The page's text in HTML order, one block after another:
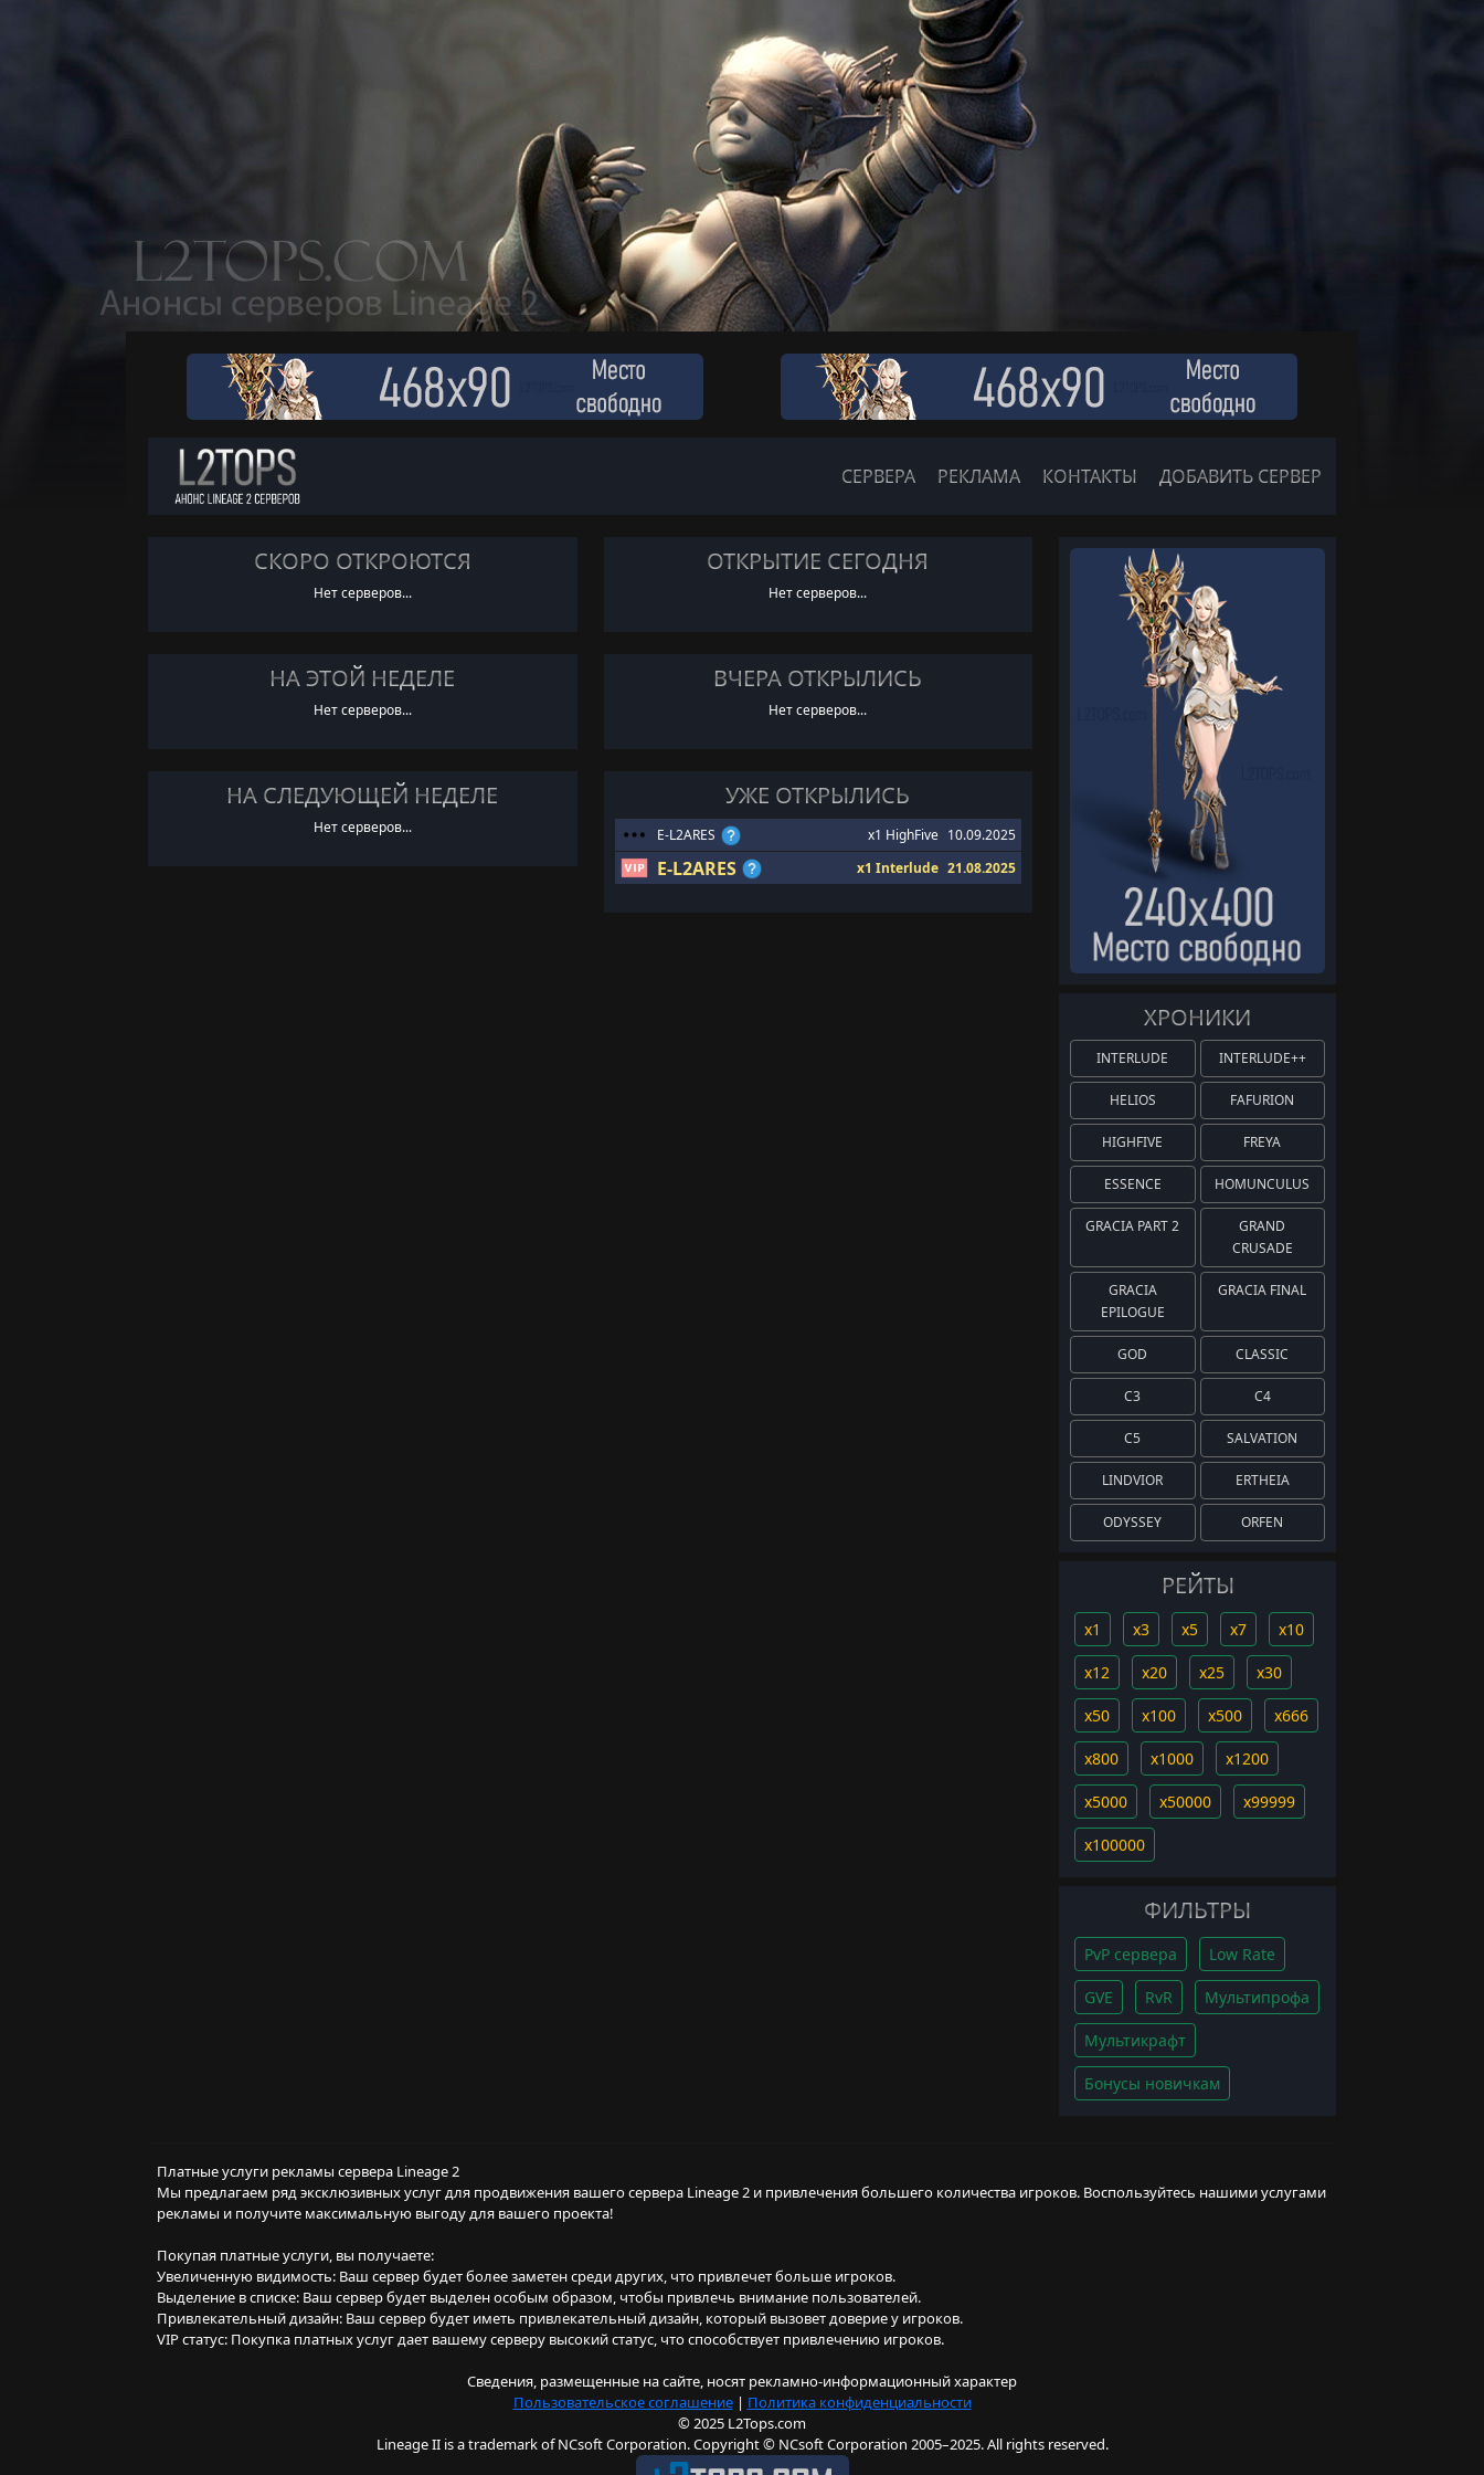
СЕРВЕРА РЕКЛАМА КОНТАКТЫ ДОБАВИТЬ СЕРВЕР
СКОРО ОТКРОЮТСЯ
Нет серверов...
НА ЭТОЙ НЕДЕЛЕ
Нет серверов...
НА СЛЕДУЮЩЕЙ НЕДЕЛЕ
Нет серверов...
ОТКРЫТИЕ СЕГОДНЯ
Нет серверов...
ВЧЕРА ОТКРЫЛИСЬ
Нет серверов...
УЖЕ ОТКРЫЛИСЬ
E-L2ARES x1 HighFive 10.09.2025
E-L2ARES x1 Interlude 21.08.2025
ХРОНИКИ
INTERLUDE INTERLUDE++
HELIOS FAFURION
HIGHFIVE FREYA
ESSENCE HOMUNCULUS
GRACIA PART 2
GRAND
CRUSADE
GRACIA
EPILOGUE
GRACIA FINAL
GOD CLASSIC
C3 C4
C5 SALVATION
LINDVIOR ERTHEIA
ODYSSEY ORFEN
РЕЙТЫ
x1 x3 x5 x7 x10
x12 x20 x25 x30
x50 x100 x500 x666
x800 x1000 x1200
x5000 x50000 x99999
x100000
ФИЛЬТРЫ
PvP сервера Low Rate
GVE RvR Мультипрофа
Мультикрафт
Бонусы новичкам
Платные услуги рекламы сервера Lineage 2
Мы предлагаем ряд эксклюзивных услуг для продвижения вашего сервера Lineage 2 и привлечения большего количества игроков. Воспользуйтесь нашими услугами
рекламы и получите максимальную выгоду для вашего проекта!
Покупая платные услуги, вы получаете:
Увеличенную видимость: Ваш сервер будет более заметен среди других, что привлечет больше игроков.
Выделение в списке: Ваш сервер будет выделен особым образом, чтобы привлечь внимание пользователей.
Привлекательный дизайн: Ваш сервер будет иметь привлекательный дизайн, который вызовет доверие у игроков.
VIP статус: Покупка платных услуг дает вашему серверу высокий статус, что способствует привлечению игроков.
Сведения, размещенные на сайте, носят рекламно‐информационный характер
Пользовательское соглашение| Политика конфиденциальности
© 2025 L2Tops.com
Lineage II is a trademark of NCsoft Corporation. Copyright © NCsoft Corporation 2005–2025. All rights reserved.